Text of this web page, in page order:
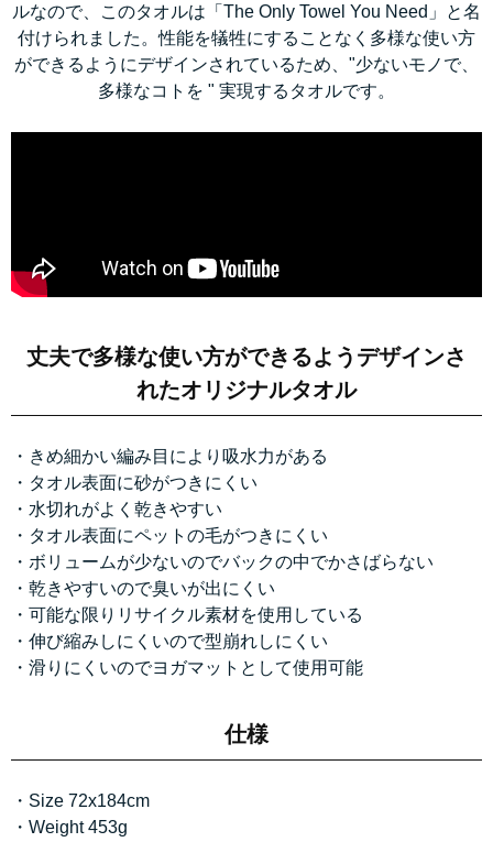
ルなので、このタオルは「The Only Towel You Need」と名
付けられました。性能を犠牲にすることなく多様な使い方
ができるようにデザインされているため、"少ないモノで、
多様なコトを " 実現するタオルです。
丈夫で多様な使い方ができるようデザインさ
れたオリジナルタオル
・きめ細かい編み目により吸水力がある
・タオル表面に砂がつきにくい
・水切れがよく乾きやすい
・タオル表面にペットの毛がつきにくい
・ボリュームが少ないのでバックの中でかさばらない
・乾きやすいので臭いが出にくい
・可能な限りリサイクル素材を使用している
・伸び縮みしにくいので型崩れしにくい
・滑りにくいのでヨガマットとして使用可能
仕様
・Size 72x184cm
・Weight 453g